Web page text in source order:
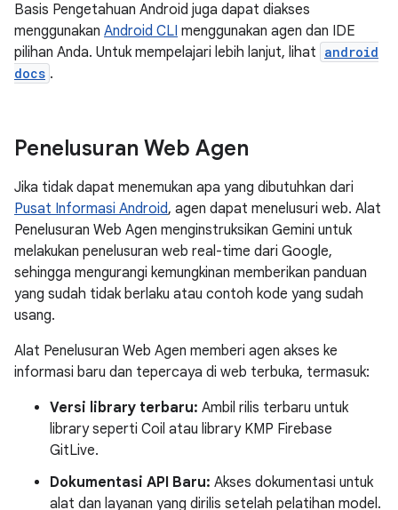
Basis Pengetahuan Android juga dapat diakses
menggunakan Android CLI menggunakan agen dan IDE
pilihan Anda. Untuk mempelajari lebih lanjut, lihat android
docs .
Penelusuran Web Agen
Jika tidak dapat menemukan apa yang dibutuhkan dari
Pusat Informasi Android, agen dapat menelusuri web. Alat
Penelusuran Web Agen menginstruksikan Gemini untuk
melakukan penelusuran web real-time dari Google,
sehingga mengurangi kemungkinan memberikan panduan
yang sudah tidak berlaku atau contoh kode yang sudah
usang.
Alat Penelusuran Web Agen memberi agen akses ke
informasi baru dan tepercaya di web terbuka, termasuk:
Versi library terbaru: Ambil rilis terbaru untuk
library seperti Coil atau library KMP Firebase
GitLive.
Dokumentasi API Baru: Akses dokumentasi untuk
alat dan layanan yang dirilis setelah pelatihan model.